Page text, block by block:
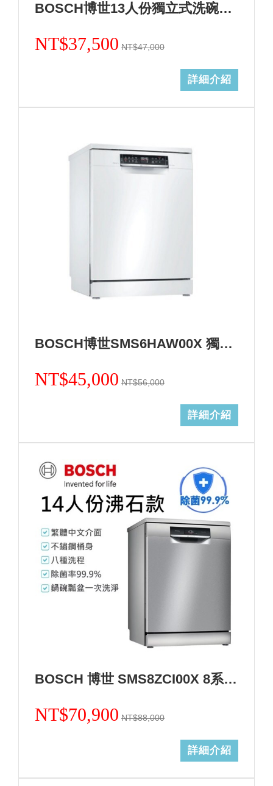
BOSCH博世13人份獨立式洗碗機 德國製造 SMS4HAW00X+基本安裝(加碼送三寶) (加Line ID:@ye888)
NT$37,500 NT$47,000
詳細介紹
BOSCH博世SMS6HAW00X 獨立式洗碗機+基本安裝(加碼送三寶) (加Line ID:@ye888)
NT$45,000 NT$56,000
詳細介紹
BOSCH 博世 SMS8ZCI00X 8系列沸石獨立式洗碗機+基本安裝(加碼送三寶) (加Line ID:@ye888)
NT$70,900 NT$88,000
詳細介紹